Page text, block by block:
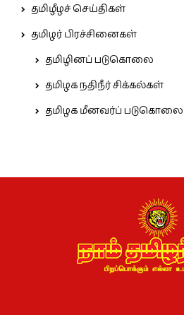
தமிழீழச் செய்திகள்
தமிழர் பிரச்சினைகள்
தமிழினப் படுகொலை
தமிழக நதிநீர் சிக்கல்கள்
தமிழக மீனவர்ப் படுகொலை